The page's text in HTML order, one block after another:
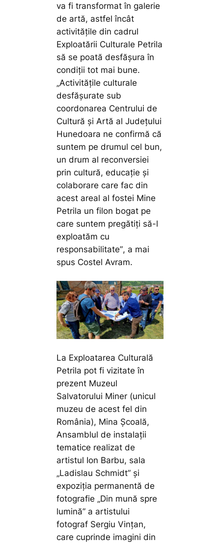
va fi transformat în galerie
de artă, astfel încât
activitățile din cadrul
Exploatării Culturale Petrila
să se poată desfășura în
condiții tot mai bune.
„Activitățile culturale
desfășurate sub
coordonarea Centrului de
Cultură și Artă al Județului
Hunedoara ne confirmă că
suntem pe drumul cel bun,
un drum al reconversiei
prin cultură, educație și
colaborare care fac din
acest areal al fostei Mine
Petrila un filon bogat pe
care suntem pregătiți să-l
exploatăm cu
responsabilitate”, a mai
spus Costel Avram.
La Exploatarea Culturală
Petrila pot fi vizitate în
prezent Muzeul
Salvatorului Miner (unicul
muzeu de acest fel din
România), Mina Școală,
Ansamblul de instalații
tematice realizat de
artistul Ion Barbu, sala
„Ladislau Schmidt” și
expoziția permanentă de
fotografie „Din mună spre
lumină” a artistului
fotograf Sergiu Vințan,
care cuprinde imagini din